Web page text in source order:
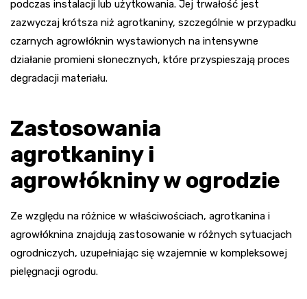
podczas instalacji lub użytkowania. Jej trwałość jest
zazwyczaj krótsza niż agrotkaniny, szczególnie w przypadku
czarnych agrowłóknin wystawionych na intensywne
działanie promieni słonecznych, które przyspieszają proces
degradacji materiału.
Zastosowania
agrotkaniny i
agrowłókniny w ogrodzie
Ze względu na różnice w właściwościach, agrotkanina i
agrowłóknina znajdują zastosowanie w różnych sytuacjach
ogrodniczych, uzupełniając się wzajemnie w kompleksowej
pielęgnacji ogrodu.